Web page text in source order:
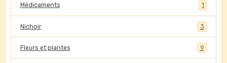
Médicaments 1
Nichoir 3
Fleurs et plantes 9